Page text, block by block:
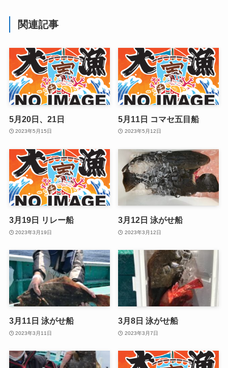
関連記事
5月20日、21日
2023年5月15日
5月11日 コマセ五目船
2023年5月12日
3月19日 リレー船
2023年3月19日
3月12日 泳がせ船
2023年3月12日
3月11日 泳がせ船
2023年3月11日
3月8日 泳がせ船
2023年3月7日